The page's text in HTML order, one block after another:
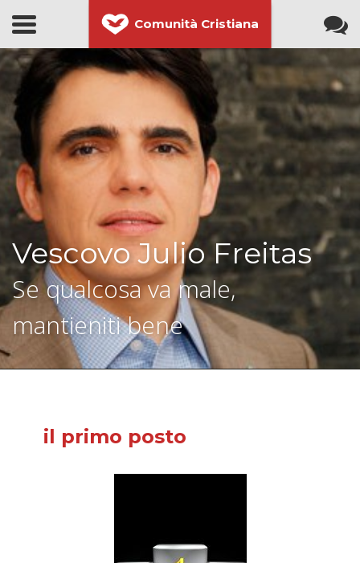
Comunità Cristiana
Vescovo Julio Freitas
Se qualcosa va male,
mantieniti bene
il primo posto